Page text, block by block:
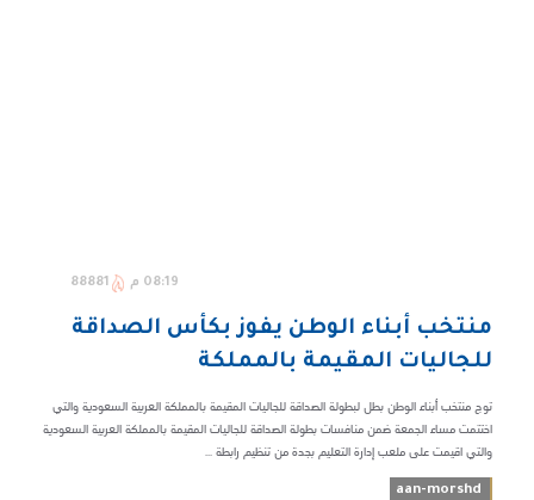
08:19 م 88881
منتخب أبناء الوطن يفوز بكأس الصداقة
للجاليات المقيمة بالمملكة
توج منتخب أبناء الوطن بطل لبطولة الصداقة للجاليات المقيمة بالمملكة العربية السعودية والتي
اختتمت مساء الجمعة ضمن منافسات بطولة الصداقة للجاليات المقيمة بالمملكة العربية السعودية
والتي اقيمت على ملعب إدارة التعليم بجدة من تنظيم رابطة ...
aan-morshd